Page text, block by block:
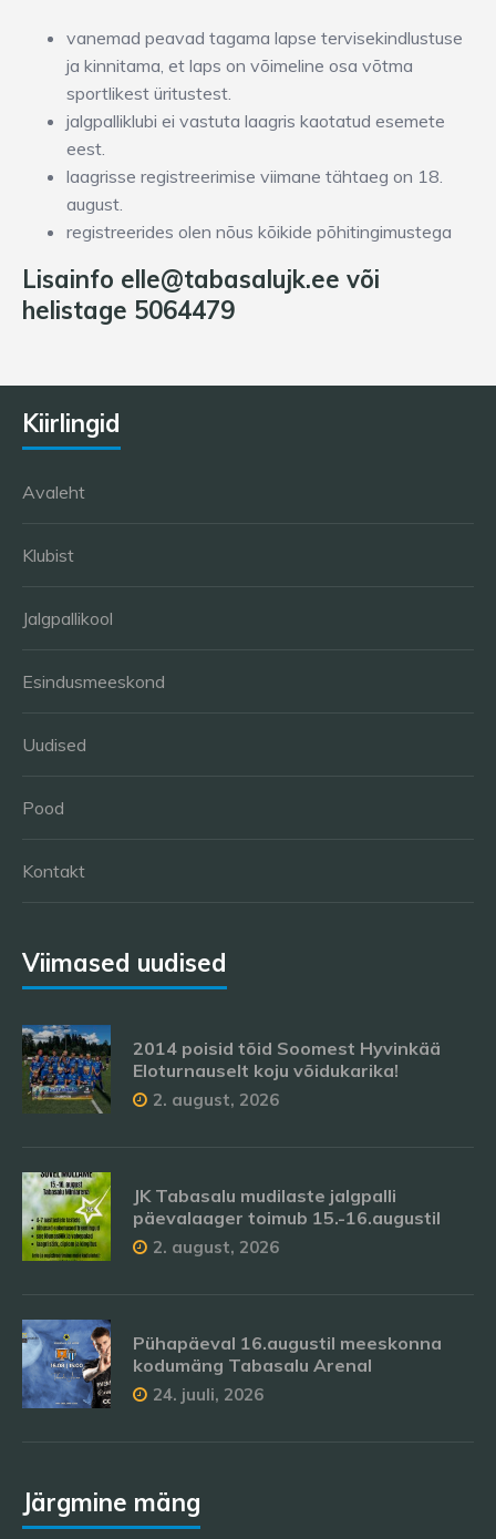
vanemad peavad tagama lapse tervisekindlustuse
ja kinnitama, et laps on võimeline osa võtma
sportlikest üritustest.
jalgpalliklubi ei vastuta laagris kaotatud esemete
eest.
laagrisse registreerimise viimane tähtaeg on 18.
august.
registreerides olen nõus kõikide põhitingimustega
Lisainfo elle@tabasalujk.ee või
helistage 5064479
Kiirlingid
Avaleht
Klubist
Jalgpallikool
Esindusmeeskond
Uudised
Pood
Kontakt
Viimased uudised
2014 poisid tõid Soomest Hyvinkää
Eloturnauselt koju võidukarika!
2. august, 2026
JK Tabasalu mudilaste jalgpalli
päevalaager toimub 15.-16.augustil
2. august, 2026
Pühapäeval 16.augustil meeskonna
kodumäng Tabasalu Arenal
24. juuli, 2026
Järgmine mäng